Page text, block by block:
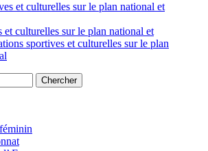
culturelles sur le plan national et
sportives et culturelles sur le plan